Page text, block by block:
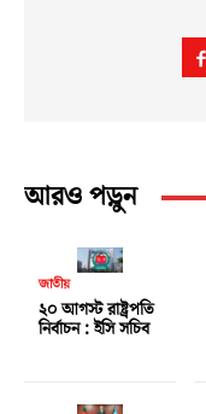
আরও পড়ুন
জাতীয়
২০ আগস্ট রাষ্ট্রপতি
নির্বাচন : ইসি সচিব